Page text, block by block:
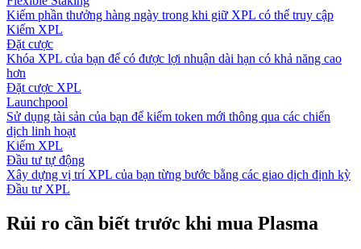
Kiếm phần thưởng hàng ngày trong khi giữ XPL có thể truy cập
Kiếm XPL
Đặt cược
Khóa XPL của bạn để có được lợi nhuận dài hạn có khả năng cao
hơn
Đặt cược XPL
Launchpool
Sử dụng tài sản của bạn để kiếm token mới thông qua các chiến
dịch linh hoạt
Kiếm XPL
Đầu tư tự động
Xây dựng vị trí XPL của bạn từng bước bằng các giao dịch định kỳ
Đầu tư XPL
Rủi ro cần biết trước khi mua Plasma